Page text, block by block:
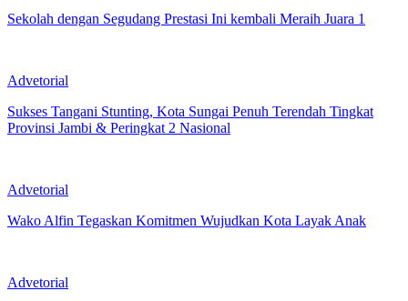
Sekolah dengan Segudang Prestasi Ini kembali Meraih Juara 1
Advetorial
Sukses Tangani Stunting, Kota Sungai Penuh Terendah Tingkat
Provinsi Jambi & Peringkat 2 Nasional
Advetorial
Wako Alfin Tegaskan Komitmen Wujudkan Kota Layak Anak
Advetorial